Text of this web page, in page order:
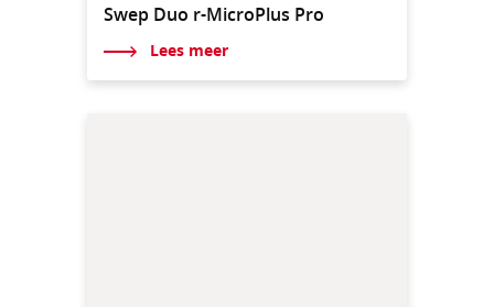
Swep Duo r-MicroPlus Pro
Lees meer